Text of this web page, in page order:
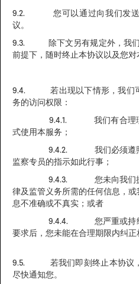
9.2. 您可以通过向我们发送
议。
9.3. 除下文另有规定外，我们
前提下，随时终止本协议以及您对
9.4. 若出现以下情形，我们可
务的访问权限：
9.4.1. 我们有合理理由认
式使用本服务；
9.4.2. 我们必须遵照任何
监察专员的指示如此行事；
9.4.3. 您未向我们提供为
律及监管义务所需的任何信息，
息不准确或不真实；或者
9.4.4. 您严重或持续违反
要求后，您未能在合理期限内纠正
9.5. 若我们即刻终止本协议，
尽快通知您。